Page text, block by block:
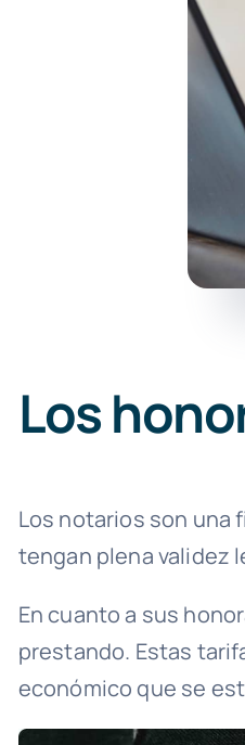
Los
Los notarios son una
tengan plena validez
En cuanto a sus
prestando. Estas
económico que se